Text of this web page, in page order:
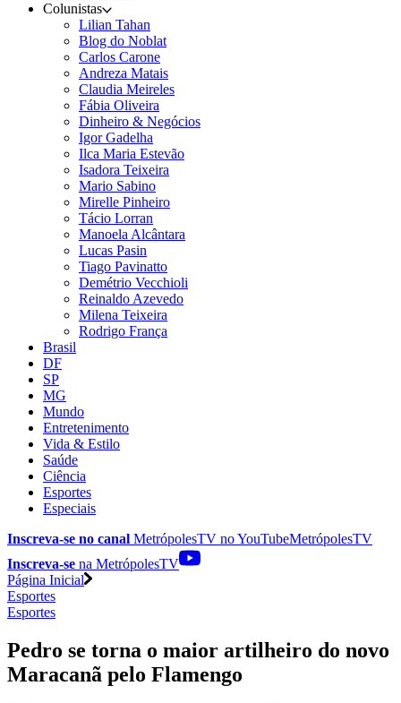
Colunistas
Lilian Tahan
Blog do Noblat
Carlos Carone
Andreza Matais
Claudia Meireles
Fábia Oliveira
Dinheiro & Negócios
Igor Gadelha
Ilca Maria Estevão
Isadora Teixeira
Mario Sabino
Mirelle Pinheiro
Tácio Lorran
Manoela Alcântara
Lucas Pasin
Tiago Pavinatto
Demétrio Vecchioli
Reinaldo Azevedo
Milena Teixeira
Rodrigo França
Brasil
DF
SP
MG
Mundo
Entretenimento
Vida & Estilo
Saúde
Ciência
Esportes
Especiais
Inscreva-se no canal MetrópolesTV noYouTubeMetrópolesTV
Inscreva-se na MetrópolesTV
Página Inicial
Esportes
Esportes
Pedro se torna o maior artilheiro do novo
Maracanã pelo Flamengo